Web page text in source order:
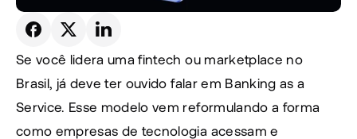
Se você lidera uma fintech ou marketplace no
Brasil, já deve ter ouvido falar em Banking as a
Service. Esse modelo vem reformulando a forma
como empresas de tecnologia acessam e